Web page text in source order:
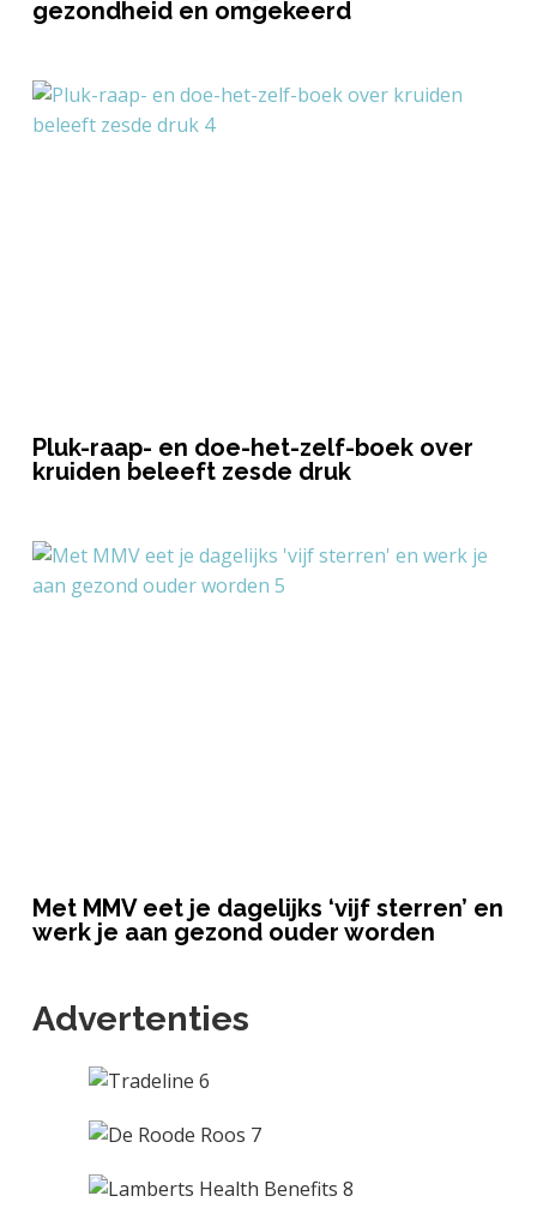
gezondheid en omgekeerd
Pluk-raap- en doe-het-zelf-boek over
kruiden beleeft zesde druk
Met MMV eet je dagelijks ‘vijf sterren’ en
werk je aan gezond ouder worden
Advertenties